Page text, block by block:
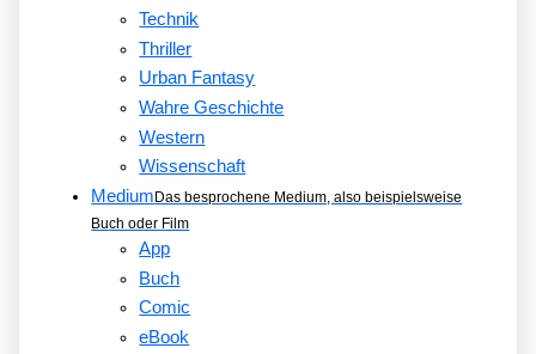
Technik
Thriller
Urban Fantasy
Wahre Geschichte
Western
Wissenschaft
Medium Das besprochene Medium, also beispielsweise
Buch oder Film
App
Buch
Comic
eBook